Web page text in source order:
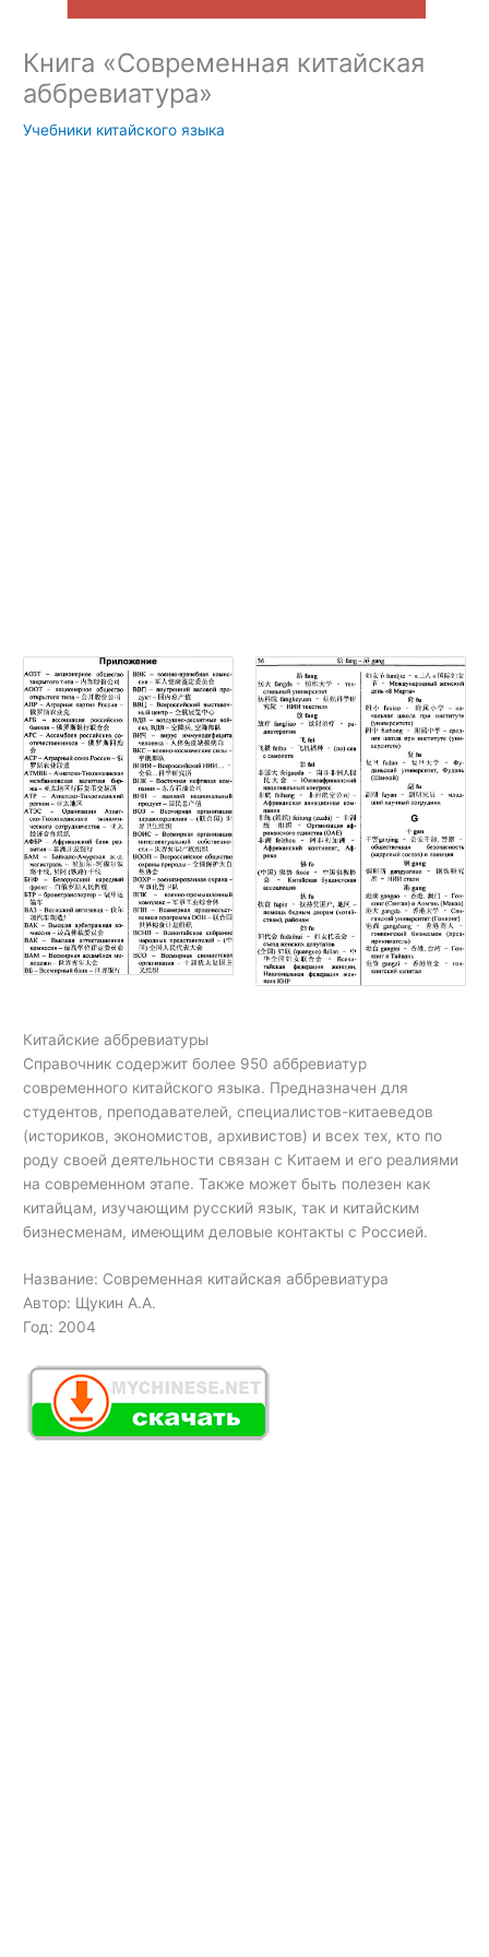
Книга «Современная китайская
аббревиатура»
Учебники китайского языка
Китайские аббревиатуры
Справочник содержит более 950 аббревиатур
современного китайского языка. Предназначен для
студентов, преподавателей, специалистов-китаеведов
(историков, экономистов, архивистов) и всех тех, кто по
роду своей деятельности связан с Китаем и его реалиями
на современном этапе. Также может быть полезен как
китайцам, изучающим русский язык, так и китайским
бизнесменам, имеющим деловые контакты с Россией.
Название: Современная китайская аббревиатура
Автор: Щукин А.А.
Год: 2004